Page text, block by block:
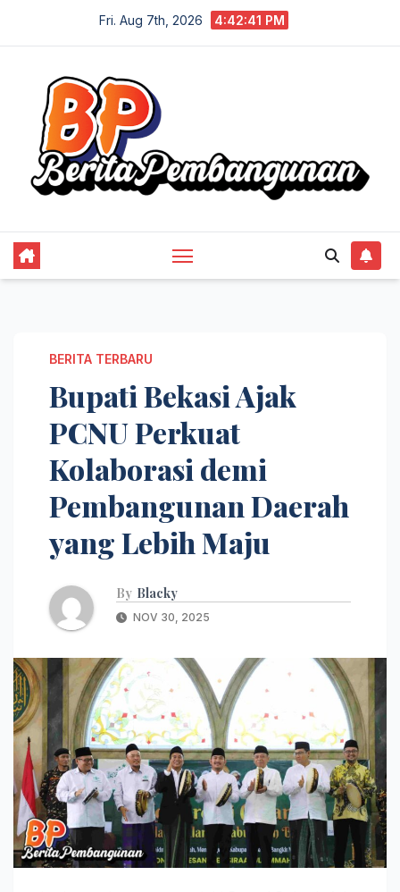
Fri. Aug 7th, 2026 4:42:42 PM
BERITA TERBARU
Bupati Bekasi Ajak
PCNU Perkuat
Kolaborasi demi
Pembangunan Daerah
yang Lebih Maju
By Blacky
NOV 30, 2025